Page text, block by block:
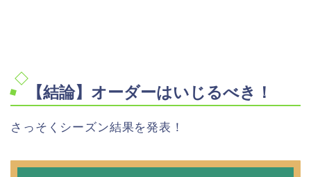
【結論】オーダーはいじるべき！
さっそくシーズン結果を発表！